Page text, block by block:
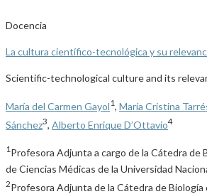
Docencia
La cultura científico-tecnológica y su
Scientific-technological culture and its
María del Carmen Gayol1, María Cristina
Sánchez3 Alberto Enrique D’Ottavio4
1 Profesora Adjunta a cargo de la Cátedra de
de Ciencias Médicas de la Universidad
2Profesora Adjunta de la Cátedra de Biología